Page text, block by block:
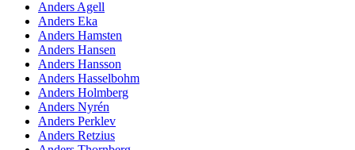
Anders Agell
Anders Eka
Anders Hamsten
Anders Hansen
Anders Hansson
Anders Hasselbohm
Anders Holmberg
Anders Nyrén
Anders Perklev
Anders Retzius